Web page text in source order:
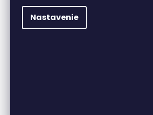
Nastavenie